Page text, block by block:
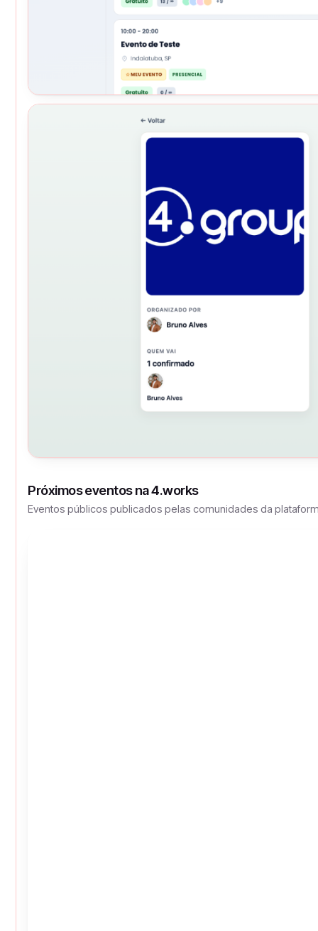
Próximos eventos na 4.works
Eventos públicos publicados pelas comunidades da